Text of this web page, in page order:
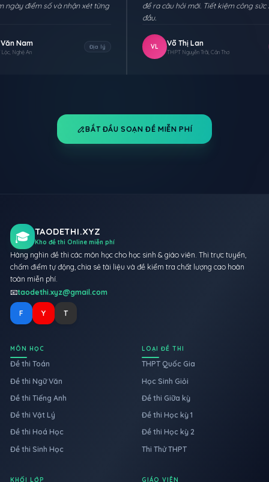
thi xong tôi xem ngày điểm số và nhận xét từng
HN Hoàng Văn Nam
THPT Nghi Lộc, Nghệ An
Địa lý
để ra câu hỏi mới.
VL
THPT Nguyễn Trãi,
BẮT ĐẦU SOẠN ĐỀ MIỄN PHÍ
🎓 TAODETHI.XYZ
Kho đề thi Online miễn phí
Hàng nghìn đề thi các môn học cho học sinh & giáo viên. Thi trực tuyến,
chấm điểm tự động, chia sẻ tài liệu và đề kiểm tra chất lượng cao hoàn
toàn miễn phí.
📧taodethi.xyz@gmail.com
F Y T
MÔN HỌC
Đề thi Toán
Đề thi Ngữ Văn
Đề thi Tiếng Anh
Đề thi Vật Lý
Đề thi Hoá Học
Đề thi Sinh Học
LOẠI ĐỀ THI
THPT Quốc Gia
Học Sinh Giỏi
Đề thi Giữa kỳ
Đề thi Học kỳ 1
Đề thi Học kỳ 2
Thi Thử THPT
KHỐI LỚP GIÁO VIÊN